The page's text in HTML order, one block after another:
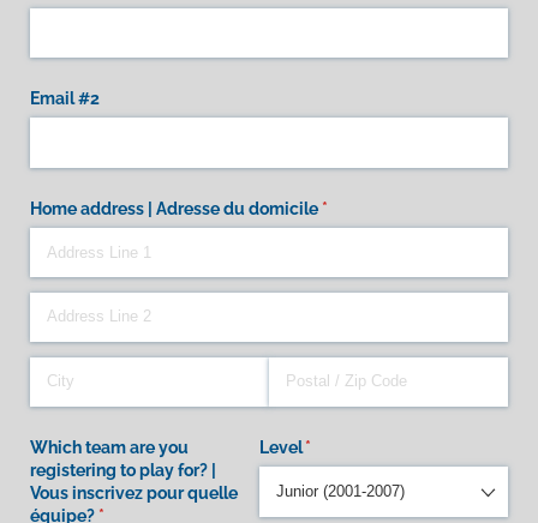
Email #2
Home address | Adresse du domicile *(required)
Which team are you
registering to play for? |
Vous inscrivez pour quelle
équipe? *(required)
Level *
(required)